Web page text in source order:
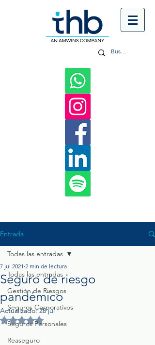
Entrada
Todas las entradas
Gestión de Riesgos
Seguros Corporativos
Seguros Personales
Reaseguro
Todas las entradas
Seguro de riesgo
pandémico
7 jul 2021 2 min de lectura
Actualizado:28 jul
Obtuvo NaN de 5 estrellas.